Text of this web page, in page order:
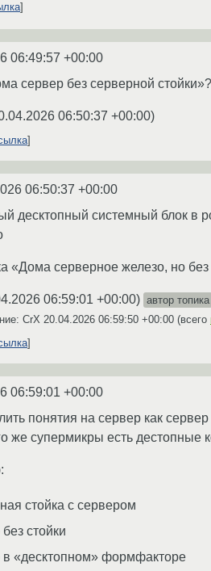
06:49:57 +00:00
сервер без серверной стойки»?
06:50:37 +00:00)
06:50:37 +00:00
десктопный системный блок в
«Дома серверное железо, но без
06:59:01 +00:00) автор топика
CrX 20.04.2026 06:59:50 +00:00 (всего
06:59:01 +00:00
понятия на сервер как
же супермикры есть
стойка с сервером
стойки
«десктопном» формфакторе